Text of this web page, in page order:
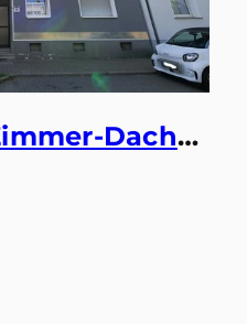
Gepflegte 2,5 Zimmer-Dachgeschosswohnung in Gelsenkirchen - Feldmark zu vermieten